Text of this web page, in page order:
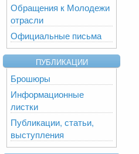
Обращения к Молодежи
отрасли
Официальные письма
ПУБЛИКАЦИИ
Брошюры
Информационные
листки
Публикации, статьи,
выступления